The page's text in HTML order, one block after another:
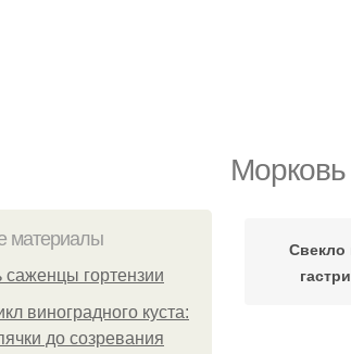
Морковь
материалы
саженцы гортензии
виноградного куста:
до созревания
Свекло